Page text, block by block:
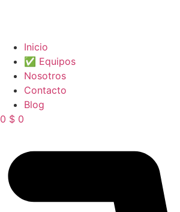
Inicio
✅ Equipos
Nosotros
Contacto
Blog
0 $ 0